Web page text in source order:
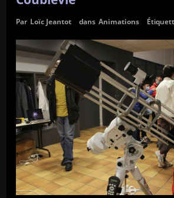
Par Loïc Jeantot dans Animations